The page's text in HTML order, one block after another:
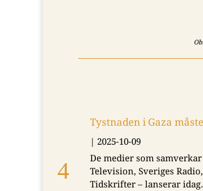
Tystnaden i Gaza
| 2025-10-09
De medier som
Television, Sveriges
Tidskrifter – lanserar